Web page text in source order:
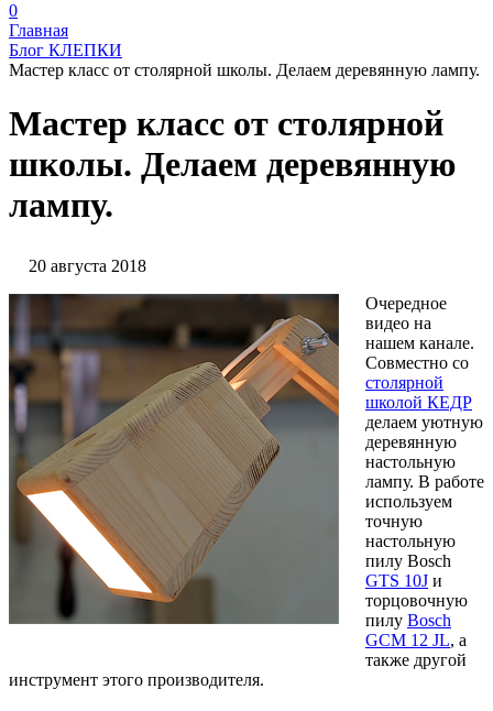
0
Главная
Блог КЛЕПКИ
Мастер класс от столярной школы. Делаем деревянную лампу.
Мастер класс от столярной
школы. Делаем деревянную
лампу.
20 августа 2018
Очередное
видео на
нашем канале.
Совместно со
столярной
школой КЕДР
делаем уютную
деревянную
настольную
лампу. В работе
используем
точную
настольную
пилу Bosch
GTS 10J и
торцовочную
пилу Bosch
GCM 12 JL, а
также другой
инструмент этого производителя.